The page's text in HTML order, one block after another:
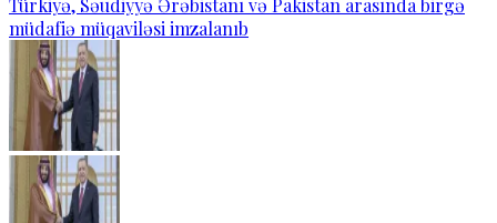
Türkiyə, Səudiyyə Ərəbistanı və Pakistan arasında birgə
müdafiə müqaviləsi imzalanıb